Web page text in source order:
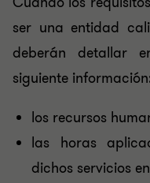
ser una entidad
deberán detallar
siguiente
los recursos
las horas
dichos servicios